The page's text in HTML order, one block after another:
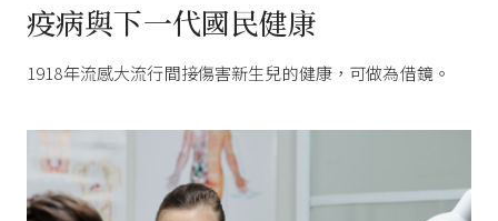
疫病與下一代國民健康
1918年流感大流行間接傷害新生兒的健康，可做為借鏡。